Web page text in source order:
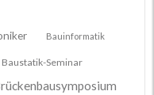
Bauinformatik
Baustatik-Seminar